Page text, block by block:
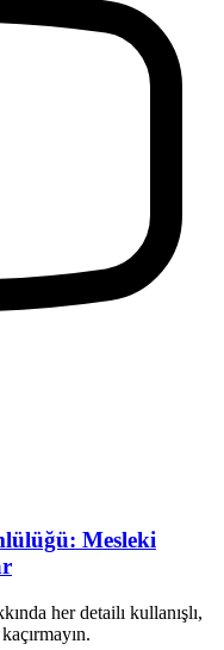
Mesleki
her detailı kullanışlı,